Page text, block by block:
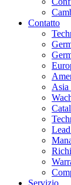
Contatto
Asia
Servizio